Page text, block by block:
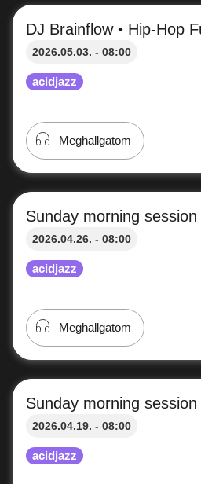
2026.05.24. - 08:00
acidjazz
Meghallgatom
2026.05.17. - 08:00
acidjazz
Meghallgatom
2026.05.10. - 08:00